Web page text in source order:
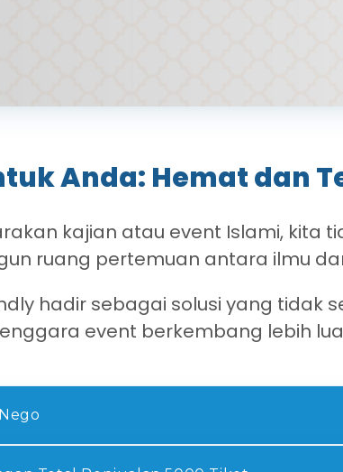
Anda: Hemat dan
kajian atau event Islami, kita
ruang pertemuan antara ilmu
hadir sebagai solusi yang
event berkembang lebih